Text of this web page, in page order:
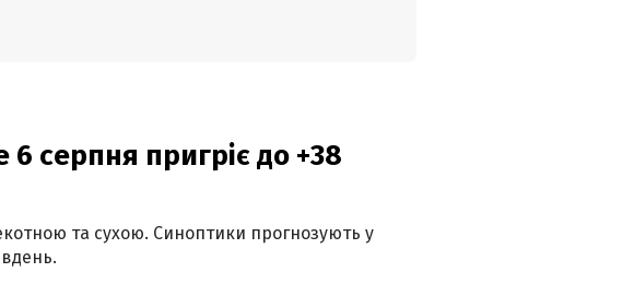
6 серпня пригріє до +38
та сухою. Синоптики прогнозують у
вдень.